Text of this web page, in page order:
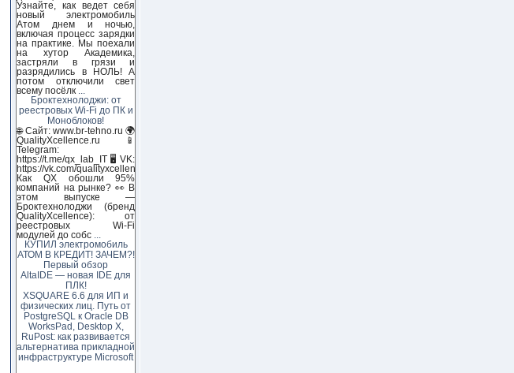
Узнайте, как ведет себя
новый электромобиль
Атом днем и ночью,
включая процесс зарядки
на практике. Мы поехали
на хутор Академика,
застряли в грязи и
разрядились в НОЛЬ! А
потом отключили свет
всему посёлк
Броктехнолоджи: от
реестровых Wi-Fi до ПК и
Моноблоков!
🌐 Сайт: www.br-tehno.ru 🌍
QualityXcellence.ru 📱
Telegram:
https://t.me/qx_lab_IT 🖥 VK:
https://vk.com/qualityxcellenc
Как QX обошли 95%
компаний на рынке? 👀 В
этом выпуске —
Броктехнолоджи (бренд
QualityXcellence): от
реестровых Wi-Fi
модулей до собс
КУПИЛ электромобиль
АТОМ В КРЕДИТ! ЗАЧЕМ?!
Первый обзор
AltaIDE — новая IDE для
ПЛК!
XSQUARE 6.6 для ИП и
физических лиц. Путь от
PostgreSQL к Oracle DB
WorksPad, Desktop X,
RuPost: как развивается
альтернатива прикладной
инфраструктуре Microsoft